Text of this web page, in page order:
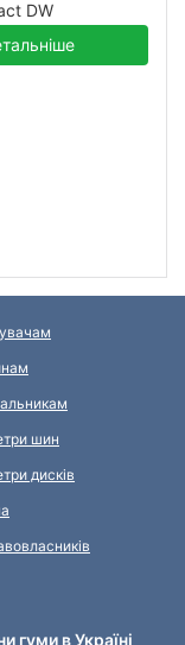
DW
шин
дисків
гуми в Україні